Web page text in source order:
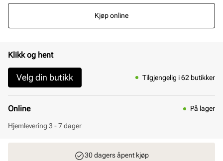
Kjøp online
Klikk og hent
Velg din butikk Tilgjengelig i 62 butikker
Online På lager
Hjemlevering 3 - 7 dager
30 dagers åpent kjøp